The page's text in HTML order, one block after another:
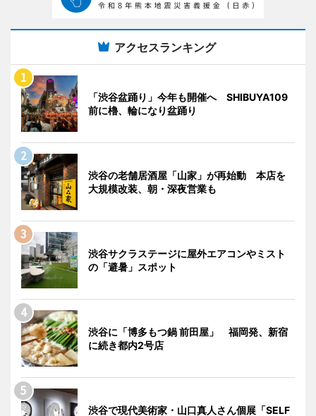
アクセスランキング
「渋谷盆踊り」今年も開催へ SHIBUYA109
前に櫓、輪になり盆踊り
渋谷の老舗居酒屋「山家」が再始動 本店を
大規模改装、朝・深夜営業も
渋谷サクラステージに屋外エアコンやミスト
の「避暑」スポット
渋谷に「博多もつ鍋 前田屋」 福岡発、新宿
に続き都内2号店
渋谷で現代美術家・山口真人さん個展「SELF